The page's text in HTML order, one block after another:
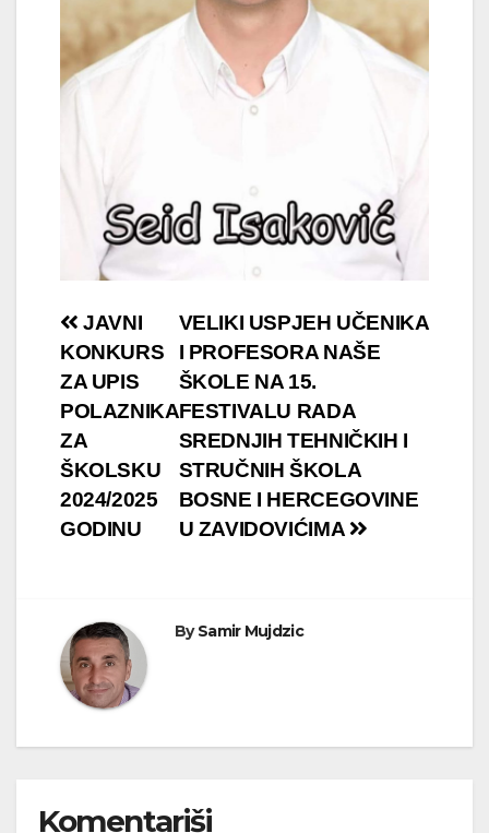
Navigacija
članaka
VELIKI USPJEH UČENIKA
I PROFESORA NAŠE
ŠKOLE NA 15.
FESTIVALU RADA
SREDNJIH TEHNIČKIH I
STRUČNIH ŠKOLA
BOSNE I HERCEGOVINE
U ZAVIDOVIĆIMA
JAVNI
KONKURS
ZA UPIS
POLAZNIKA
ZA
ŠKOLSKU
2024/2025
GODINU
BySamir Mujdzic
Komentariši